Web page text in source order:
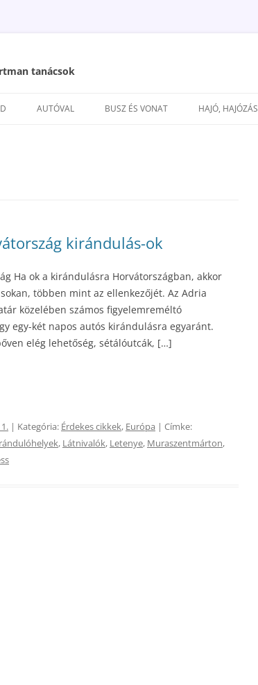
tanácsok
a
AUTÓVAL BUSZ ÉS VONAT HAJÓ, HAJÓZÁS
kirándulás-ok
Ha ok a kirándulásra Horvátországban, akkor
többen mint az ellenkezőjét. Az Adria
közelében számos figyelemreméltó
egy-két napos autós kirándulásra egyaránt.
elég lehetőség, sétálóutcák, […]
| Kategória: Érdekes cikkek, Európa | Címke:
, Látnivalók, Letenye, Muraszentmárton,